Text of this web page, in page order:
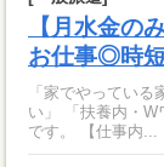
【月水金の
お仕事◎時
「家でやってい
い」 「扶養内・Wワークで働き
です。 【仕事内...